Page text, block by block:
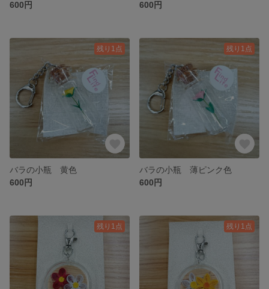
600円
600円
残り1点
バラの小瓶 黄色
600円
残り1点
バラの小瓶 薄ピンク色
600円
残り1点 残り1点